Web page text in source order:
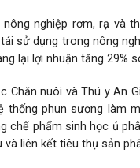
nông nghiệp rơm, rạ và
sử dụng trong nông
lại lợi nhuận tăng 29%
Chăn nuôi và Thú y An
thống phun sương làm
chế phẩm sinh học ủ
liên kết tiêu thụ sản